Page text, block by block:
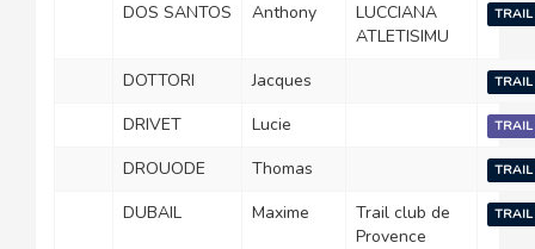
DOS SANTOS Anthony
LUCCIANA
ATLETISIMU
DOTTORI Jacques
DRIVET Lucie
DROUODE Thomas
DUBAIL Maxime
Trail club de
Provence